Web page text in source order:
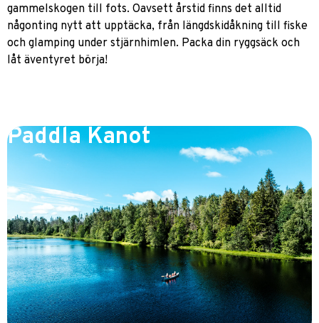
gammelskogen till fots. Oavsett årstid finns det alltid
någonting nytt att upptäcka, från längdskidåkning till fiske
och glamping under stjärnhimlen. Packa din ryggsäck och
låt äventyret börja!
Paddla Kanot